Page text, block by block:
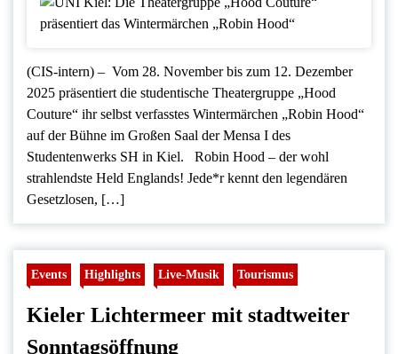
(CIS-intern) – Vom 28. November bis zum 12. Dezember
2025 präsentiert die studentische Theatergruppe „Hood
Couture“ ihr selbst verfasstes Wintermärchen „Robin Hood“
auf der Bühne im Großen Saal der Mensa I des
Studentenwerks SH in Kiel. Robin Hood – der wohl
strahlendste Held Englands! Jede*r kennt den legendären
Gesetzlosen, […]
Events Highlights Live-Musik Tourismus
Kieler Lichtermeer mit stadtweiter
Sonntagsöffnung